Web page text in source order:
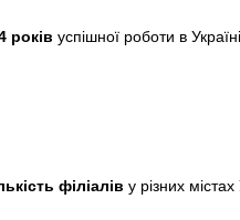
років успішної роботи в Україні
філіалів у різних